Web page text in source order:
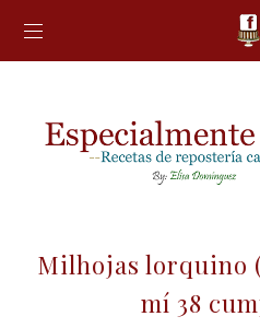
Milhojas lorquino
mí 38